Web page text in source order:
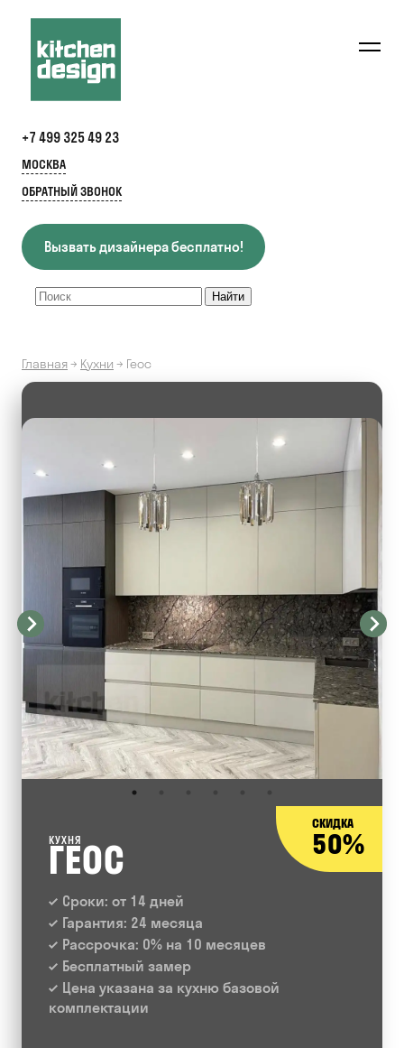
+7 499 325 49 23
МОСКВА
ОБРАТНЫЙ ЗВОНОК
Вызвать дизайнера бесплатно!
Главная→ Кухни → Геос
СКИДКА
50%
КУХНЯ
ГЕОС
Сроки: от 14 дней
Гарантия: 24 месяца
Рассрочка: 0% на 10 месяцев
Бесплатный замер
Цена указана за кухню базовой
комплектации